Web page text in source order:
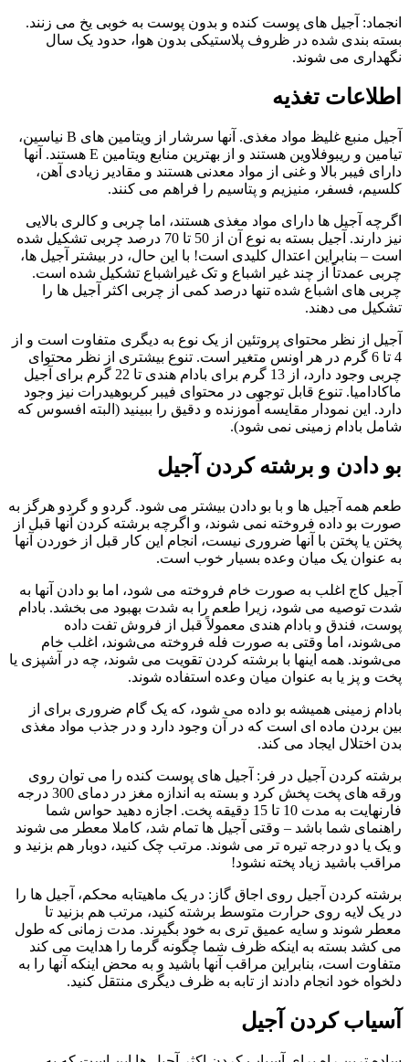
انجماد: آجیل های پوست کنده و بدون پوست به خوبی یخ می زنند.
بسته بندی شده در ظروف پلاستیکی بدون هوا، حدود یک سال
نگهداری می شوند.
اطلاعات تغذیه
آجیل منبع غلیظ مواد مغذی. آنها سرشار از ویتامین های B نیاسین،
تیامین و ریبوفلاوین هستند و از بهترین منابع ویتامین E هستند. آنها
دارای فیبر بالا و غنی از مواد معدنی هستند و مقادیر زیادی آهن،
کلسیم، فسفر، منیزیم و پتاسیم را فراهم می کنند.
اگرچه آجیل ها دارای مواد مغذی هستند، اما چربی و کالری بالایی
نیز دارند. آجیل بسته به نوع آن از 50 تا 70 درصد چربی تشکیل شده
است – بنابراین اعتدال کلیدی است! با این حال، در بیشتر آجیل ها،
چربی عمدتاً از چند غیر اشباع و تک غیراشباع تشکیل شده است.
چربی های اشباع شده تنها درصد کمی از چربی اکثر آجیل ها را
تشکیل می دهند.
آجیل از نظر محتوای پروتئین از یک نوع به دیگری متفاوت است و از
4 تا 6 گرم در هر اونس متغیر است. تنوع بیشتری از نظر محتوای
چربی وجود دارد، از 13 گرم برای بادام هندی تا 22 گرم برای آجیل
ماکادامیا. تنوع قابل توجهی در محتوای فیبر کربوهیدرات نیز وجود
دارد. این نمودار مقایسه آموزنده و دقیق را ببینید (البته افسوس که
شامل بادام زمینی نمی شود).
بو دادن و برشته کردن آجیل
طعم همه آجیل ها و با بو دادن بیشتر می شود. گردو و گردو هرگز به
صورت بو داده فروخته نمی شوند، و اگرچه برشته کردن آنها قبل از
پختن یا پختن با آنها ضروری نیست، انجام این کار قبل از خوردن آنها
به عنوان یک میان وعده بسیار خوب است.
آجیل کاج اغلب به صورت خام فروخته می شود، اما بو دادن آنها به
شدت توصیه می شود، زیرا طعم را به شدت بهبود می بخشد. بادام
پوست، فندق و بادام هندی معمولاً قبل از فروش تفت داده
می‌شوند، اما وقتی به صورت فله فروخته می‌شوند، اغلب خام
می‌شوند. همه اینها با برشته کردن تقویت می شوند، چه در آشپزی یا
پخت و پز یا به عنوان میان وعده استفاده شوند.
بادام زمینی همیشه بو داده می شود، که یک گام ضروری برای از
بین بردن ماده ای است که در آن وجود دارد و در جذب مواد مغذی
بدن اختلال ایجاد می کند.
برشته کردن آجیل در فر: آجیل های پوست کنده را می توان روی
ورقه های پخت پخش کرد و بسته به اندازه مغز در دمای 300 درجه
فارنهایت به مدت 10 تا 15 دقیقه پخت. اجازه دهید حواس شما
راهنمای شما باشد – وقتی آجیل ها تمام شد، کاملا معطر می شوند
و یک یا دو درجه تیره تر می شوند. مرتب چک کنید، دوبار هم بزنید و
مراقب باشید زیاد پخته نشود!
برشته کردن آجیل روی اجاق گاز: در یک ماهیتابه محکم، آجیل ها را
در یک لایه روی حرارت متوسط ​​برشته کنید، مرتب هم بزنید تا
معطر شوند و سایه عمیق تری به خود بگیرند. مدت زمانی که طول
می کشد بسته به اینکه ظرف شما چگونه گرما را هدایت می کند
متفاوت است، بنابراین مراقب آنها باشید و به محض اینکه آنها را به
دلخواه خود انجام دادند از تابه به ظرف دیگری منتقل کنید.
آسیاب کردن آجیل